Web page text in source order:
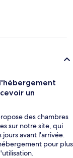
un
des chambres
sur notre site, qui
avant l'arrivée.
pour plus